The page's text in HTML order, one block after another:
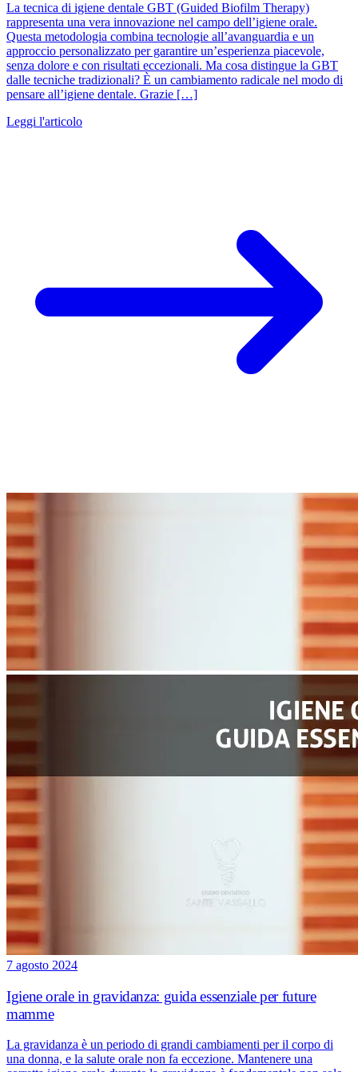
La tecnica di igiene dentale GBT (Guided Biofilm Therapy)
rappresenta una vera innovazione nel campo dell’igiene orale.
Questa metodologia combina tecnologie all’avanguardia e un
approccio personalizzato per garantire un’esperienza piacevole,
senza dolore e con risultati eccezionali. Ma cosa distingue la GBT
dalle tecniche tradizionali? È un cambiamento radicale nel modo di
pensare all’igiene dentale. Grazie […]
Leggi l'articolo
7 agosto 2024
Igiene orale in gravidanza: guida essenziale per future
mamme
La gravidanza è un periodo di grandi cambiamenti per il corpo di
una donna, e la salute orale non fa eccezione. Mantenere una